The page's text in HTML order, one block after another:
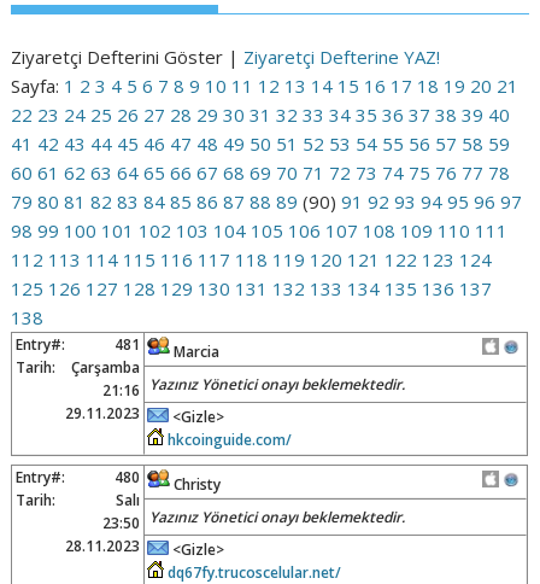
Ziyaretçi Defterini Göster | Ziyaretçi Defterine YAZ!
Sayfa: 1 2 3 4 5 6 7 8 9 10 11 12 13 14 15 16 17 18 19 20 21
22 23 24 25 26 27 28 29 30 31 32 33 34 35 36 37 38 39 40
41 42 43 44 45 46 47 48 49 50 51 52 53 54 55 56 57 58 59
60 61 62 63 64 65 66 67 68 69 70 71 72 73 74 75 76 77 78
79 80 81 82 83 84 85 86 87 88 89 (90)91 92 93 94 95 96 97
98 99 100 101 102 103 104 105 106 107 108 109 110 111
112 113 114 115 116 117 118 119 120 121 122 123 124
125 126 127 128 129 130 131 132 133 134 135 136 137
138
Entry#:
481
Tarih:
Çarşamba
21:16
29.11.2023
Marcia
Yazınız Yönetici onayı beklemektedir.
<Gizle>
hkcoinguide.com/
Entry#:
480
Tarih:
Salı
23:50
28.11.2023
Christy
Yazınız Yönetici onayı beklemektedir.
<Gizle>
dq67fy.trucoscelular.net/